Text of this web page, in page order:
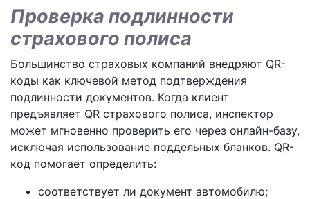
Проверка подлинности
страхового полиса
Большинство страховых компаний внедряют QR-
коды как ключевой метод подтверждения
подлинности документов. Когда клиент
предъявляет QR страхового полиса, инспектор
может мгновенно проверить его через онлайн-базу,
исключая использование поддельных бланков. QR-
код помогает определить:
соответствует ли документ автомобилю;